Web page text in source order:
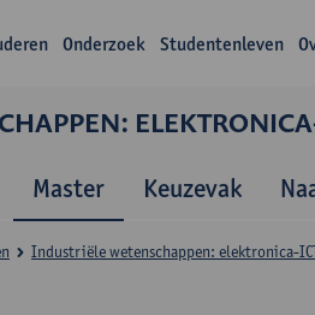
Onderzoek Studentenleven
Master Keuzevak
Industriële wetenschappen: elektronica-